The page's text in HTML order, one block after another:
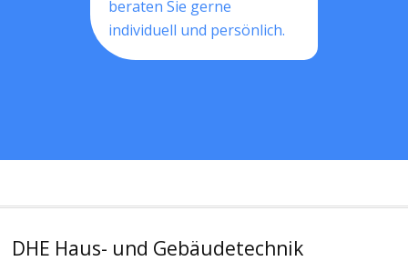
beraten Sie gerne
individuell und persönlich.
DHE Haus- und Gebäudetechnik